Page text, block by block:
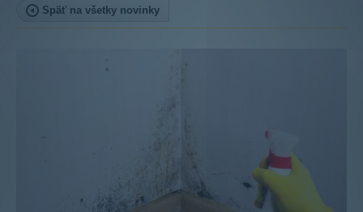
Späť na všetky novinky